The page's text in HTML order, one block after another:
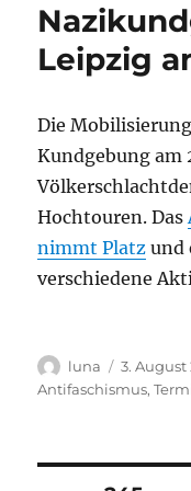
Leipzig
Die
Kundgebung am
Hochtouren. Das
nimmt Platz und
verschiedene
Autor
luna
am
3. August
Antifaschismus,